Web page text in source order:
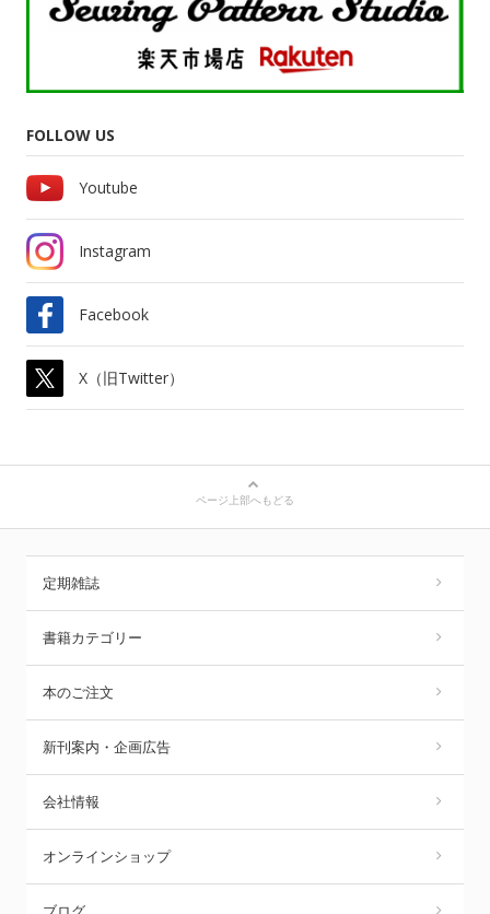
FOLLOW US
Youtube
Instagram
Facebook
X（旧Twitter）
ページ上部へもどる
定期雑誌
書籍カテゴリー
本のご注文
新刊案内・企画広告
会社情報
オンラインショップ